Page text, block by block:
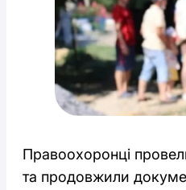
Правоохоронці
та продовжили